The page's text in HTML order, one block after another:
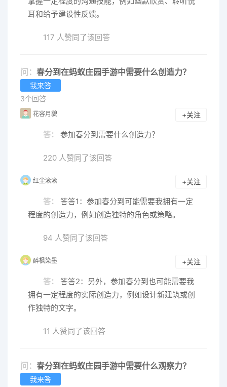
耳和给予建设性反馈。
117 人赞同了该回答
问： 春分到在蚂蚁庄园手游中需要什么创造力？
我来答
3个回答
花容月貌 +关注
答： 参加春分到需要什么创造力？
220 人赞同了该回答
红尘滚滚 +关注
答：
答答1：参加春分到可能需要我拥有一定
程度的创造力，例如创造独特的角色或策略。
94 人赞同了该回答
醉枫染墨 +关注
答：
答答2：另外，参加春分到也可能需要我
拥有一定程度的实际创造力，例如设计新建筑或创
作独特的文字。
11 人赞同了该回答
问： 春分到在蚂蚁庄园手游中需要什么观察力？
我来答